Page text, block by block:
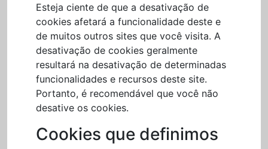
Esteja ciente de que a desativação de
cookies afetará a funcionalidade deste e
de muitos outros sites que você visita. A
desativação de cookies geralmente
resultará na desativação de determinadas
funcionalidades e recursos deste site.
Portanto, é recomendável que você não
desative os cookies.
Cookies que definimos